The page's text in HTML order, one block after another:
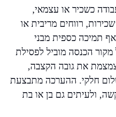
כשכיר או עצמאי,
רווחים מריבית או
תמיכה כספית מבני
הכנסה מוביל לפסילת
את גובה הקצבה,
חלקי. ההערכה מתבצעת
ולעיתים גם בן או בת